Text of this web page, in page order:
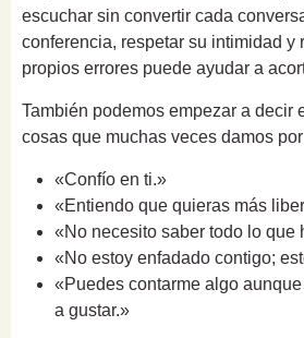
escuchar sin convertir cada
conferencia, respetar su intimidad y
propios errores puede ayudar a
También podemos empezar a decir
cosas que muchas veces damos
«Confío en ti.»
«Entiendo que quieras más
«No necesito saber todo lo que
«No estoy enfadado contigo;
«Puedes contarme algo
a gustar.»